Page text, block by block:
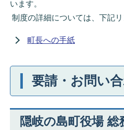
います。
制度の詳細については、下記リ
町長への手紙
要請・お問い
隠岐の島町役場 総